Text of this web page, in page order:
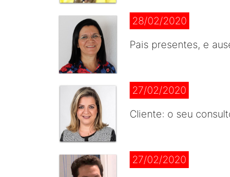
28/02/2020
Pais presentes, e
27/02/2020
Cliente: o seu
27/02/2020